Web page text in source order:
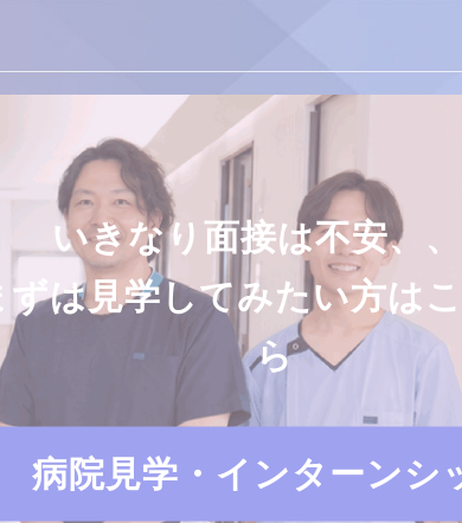
いきなり面接は不安、、
ずは見学してみたい方は
ら
病院見学・インターンシ